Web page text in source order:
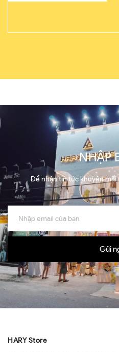
NHẬP
Để nhận tin tức khuyến mãi
Gửi
HARY Store